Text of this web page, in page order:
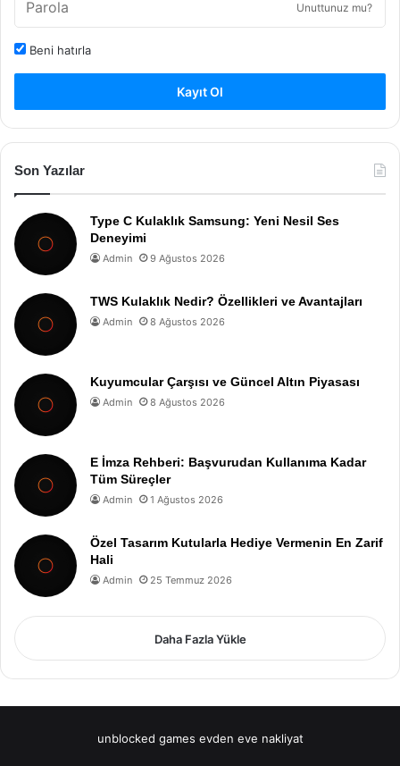
Unuttunuz mu?
Beni hatırla
Kayıt Ol
Son Yazılar
Type C Kulaklık Samsung: Yeni Nesil Ses
Deneyimi
Admin 9 Ağustos 2026
TWS Kulaklık Nedir? Özellikleri ve Avantajları
Admin 8 Ağustos 2026
Kuyumcular Çarşısı ve Güncel Altın Piyasası
Admin 8 Ağustos 2026
E İmza Rehberi: Başvurudan Kullanıma Kadar
Tüm Süreçler
Admin 1 Ağustos 2026
Özel Tasarım Kutularla Hediye Vermenin En Zarif
Hali
Admin 25 Temmuz 2026
Daha Fazla Yükle
unblocked games evden eve nakliyat